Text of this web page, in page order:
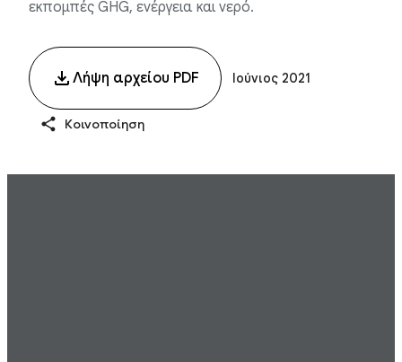
εκπομπές GHG, ενέργεια και νερό.
Λήψη αρχείου PDF Ιούνιος 2021
Κοινοποίηση